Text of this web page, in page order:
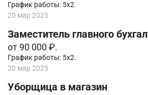
График работы: 5х2.
20 мар 2025
Заместитель главного
от 90 000 ₽.
График работы: 5х2.
20 мар 2025
Уборщица в магазин